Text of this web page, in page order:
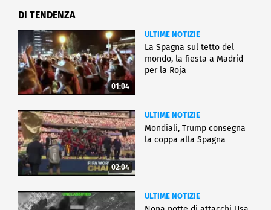
DI TENDENZA
01:04
ULTIME NOTIZIE
La Spagna sul tetto del
mondo, la fiesta a Madrid
per la Roja
02:04
ULTIME NOTIZIE
Mondiali, Trump consegna
la coppa alla Spagna
ULTIME NOTIZIE